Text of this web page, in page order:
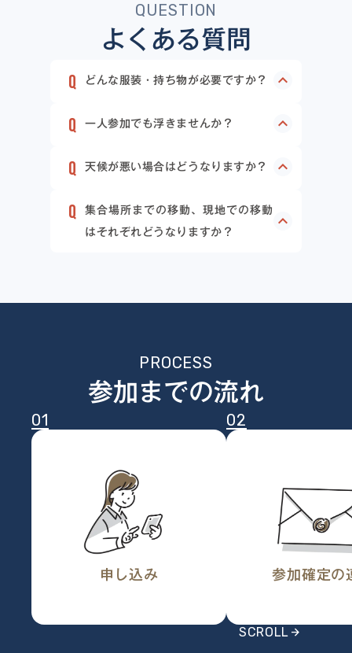
QUESTION
よくある質問
Q どんな服装・持ち物が必要ですか？ keyboard_arrow_up
A 農場の見学もあるため、動きやすく、汚
す。詳細は参加者向けの事前説明会でお
Q 一人参加でも浮きませんか？ keyboard_arrow_up
A 一人参加の方が大半です。グループワー
解けられます。
Q 天候が悪い場合はどうなりますか？ keyboard_arrow_up
A 雨天時でも一部プログラムを変更して実
施します。安全に配慮した形でご案内し
Q 集合場所までの移動、現地での移動
はそれぞれどうなりますか？
keyboard_arrow_up
PROCESS
参加までの流れ
01
申し込み
02
参加確定の
SCROLL arrow_forward